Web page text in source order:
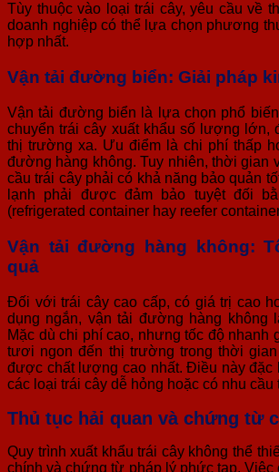
Tùy thuộc vào loại trái cây, yêu cầu về
doanh nghiệp có thể lựa chọn phương
hợp nhất.
Vận tải đường biển: Giải pháp
Vận tải đường biển là lựa chọn phổ
chuyển trái cây xuất khẩu số lượng lớn,
thị trường xa. Ưu điểm là chi phí thấp
đường hàng không. Tuy nhiên, thời gian
cầu trái cây phải có khả năng bảo quản
lạnh phải được đảm bảo tuyệt đối
(refrigerated container hay reefer
Vận tải đường hàng không:
quả
Đối với trái cây cao cấp, có giá trị cao
dụng ngắn, vận tải đường hàng không
Mặc dù chi phí cao, nhưng tốc độ nhanh
tươi ngon đến thị trường trong thời
được chất lượng cao nhất. Điều này đặc
các loại trái cây dễ hỏng hoặc có nhu cầu
Thủ tục hải quan và chứng từ
Quy trình xuất khẩu trái cây không thể
chính và chứng từ pháp lý phức tạp. Việc